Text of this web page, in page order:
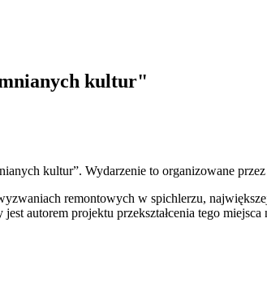
kultur"
kultur”. Wydarzenie to organizowane
remontowych w spichlerzu,
autorem projektu przekształcenia tego miejsca